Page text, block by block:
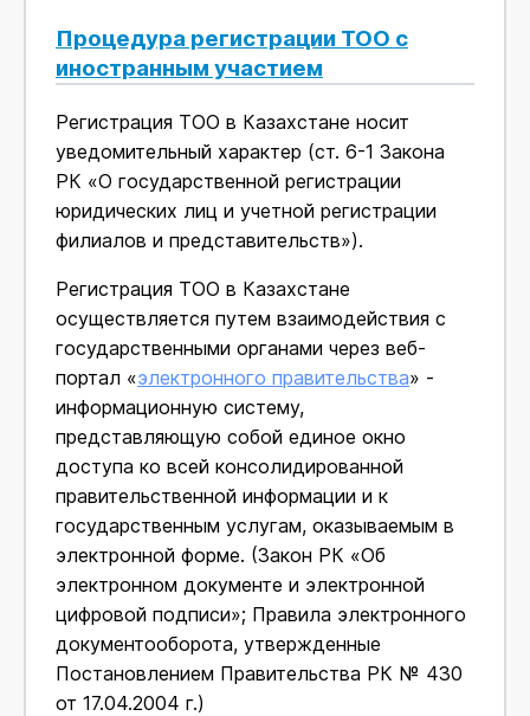
Процедура регистрации ТОО с
иностранным участием
Регистрация ТОО в Казахстане носит
уведомительный характер (ст. 6-1 Закона
РК «О государственной регистрации
юридических лиц и учетной регистрации
филиалов и представительств»).
Регистрация ТОО в Казахстане
осуществляется путем взаимодействия с
государственными органами через веб-
портал «электронного правительства» -
информационную систему,
представляющую собой единое окно
доступа ко всей консолидированной
правительственной информации и к
государственным услугам, оказываемым в
электронной форме. (Закон РК «Об
электронном документе и электронной
цифровой подписи»; Правила электронного
документооборота, утвержденные
Постановлением Правительства РК № 430
от 17.04.2004 г.)